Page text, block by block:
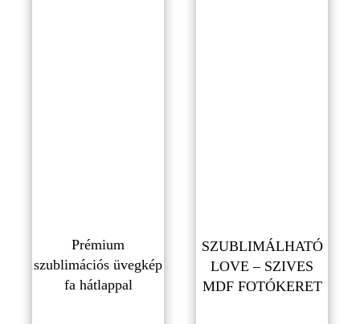
Prémium
szublimációs üvegkép
fa hátlappal
SZUBLIMÁLHATÓ
LOVE – SZIVES
MDF FOTÓKERET